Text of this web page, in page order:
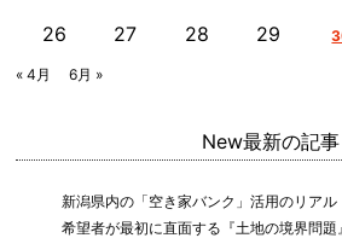
26
27 28 29
« 4月 6月 »
New最新の記事
新潟県内の「空き家バンク」活用のリア
希望者が最初に直面する『土地の境界問題